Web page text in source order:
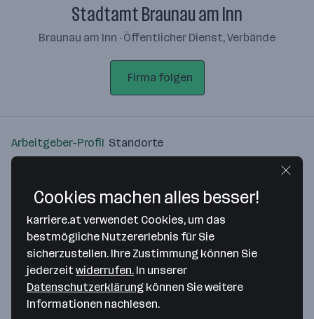
Stadtamt Braunau am Inn
Braunau am Inn · Öffentlicher Dienst, Verbände
Firma folgen
Arbeitgeber-Profil Standorte
Bitte stimme unseren Cookie-
Richtlinien zu, um diese Karte
anzuzeigen.
Cookies machen alles besser!
karriere.at verwendet Cookies, um das
bestmögliche Nutzererlebnis für Sie
sicherzustellen. Ihre Zustimmung können Sie
jederzeitwiderrufen. In unserer
Datenschutzerklärung können Sie weitere
Informationen nachlesen.